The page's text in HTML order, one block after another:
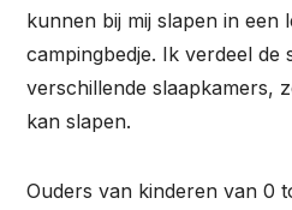
kunnen bij mij slapen in een
campingbedje. Ik verdeel de
verschillende slaapkamers,
kan slapen.
Ouders van kinderen van 0